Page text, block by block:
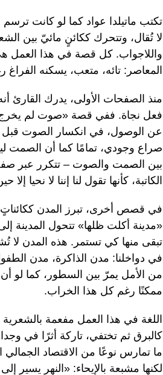
تكتب ماتيلدا عواد كما لو كانت
لا تُقال، وتتحرك ككائنٍ مائيّ بين
واللاجواب. كل قصة في هذا العمل
المعاصر: تائه، متعب، يسكنه الفراغ
منذ الصفحات الأولى، يدرك القارئ
فعل نجاة. ففي قصة «صوت لم يخرج»
عن الوصول، في انكسار الصوت قبل
صراع وجودي، تمامًا كما أن الصمت
بين الصمت والصوت – تتكرر عبر
الكاتبة، كأنها تقول لنا إننا لا نحيا
في قصص أخرى، تبرز المدن
«مدينة أكلت ظلها» تتحول المدينة
تبقى منها كي تستمر. هذه المدن لا
في دواخلنا: مدن الذاكرة، مدن
من الأمل يمرّ بين السطور، كما لو
ممكنًا رغم كل هذا الخراب.
اللغة في هذا العمل مفعمة
كالبرق ثم تختفي، تاركة أثرًا في
ما تمارس نوعًا من الاقتصاد
لكنها مشبعة بالإيحاء: «النهر يسير